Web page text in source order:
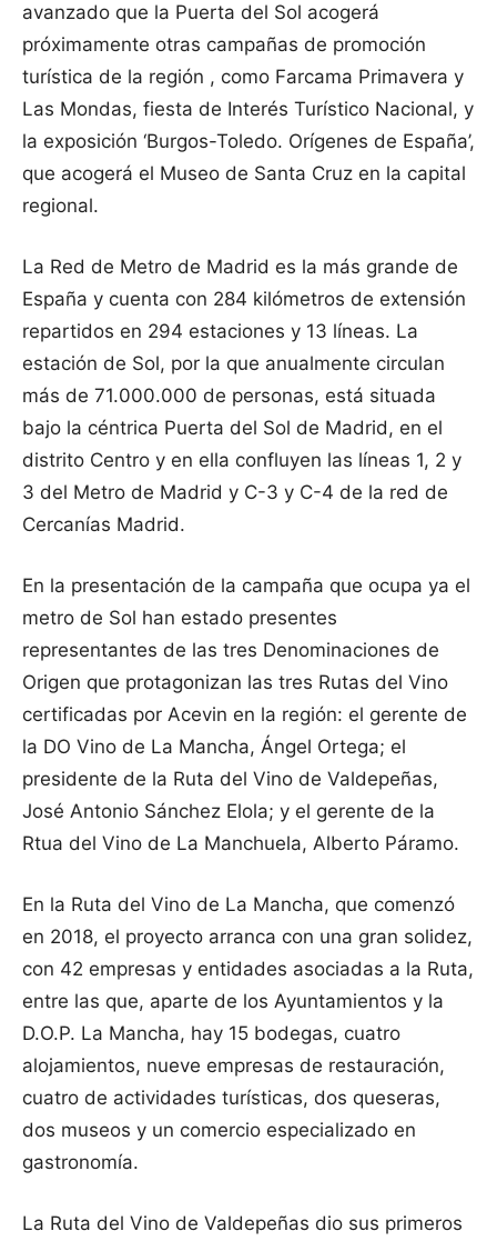
avanzado que la Puerta del Sol acogerá
próximamente otras campañas de promoción
turística de la región , como Farcama Primavera y
Las Mondas, fiesta de Interés Turístico Nacional, y
la exposición ‘Burgos-Toledo. Orígenes de España’,
que acogerá el Museo de Santa Cruz en la capital
regional.
La Red de Metro de Madrid es la más grande de
España y cuenta con 284 kilómetros de extensión
repartidos en 294 estaciones y 13 líneas. La
estación de Sol, por la que anualmente circulan
más de 71.000.000 de personas, está situada
bajo la céntrica Puerta del Sol de Madrid, en el
distrito Centro y en ella confluyen las líneas 1, 2 y
3 del Metro de Madrid y C-3 y C-4 de la red de
Cercanías Madrid.
En la presentación de la campaña que ocupa ya el
metro de Sol han estado presentes
representantes de las tres Denominaciones de
Origen que protagonizan las tres Rutas del Vino
certificadas por Acevin en la región: el gerente de
la DO Vino de La Mancha, Ángel Ortega; el
presidente de la Ruta del Vino de Valdepeñas,
José Antonio Sánchez Elola; y el gerente de la
Rtua del Vino de La Manchuela, Alberto Páramo.
En la Ruta del Vino de La Mancha, que comenzó
en 2018, el proyecto arranca con una gran solidez,
con 42 empresas y entidades asociadas a la Ruta,
entre las que, aparte de los Ayuntamientos y la
D.O.P. La Mancha, hay 15 bodegas, cuatro
alojamientos, nueve empresas de restauración,
cuatro de actividades turísticas, dos queseras,
dos museos y un comercio especializado en
gastronomía.
La Ruta del Vino de Valdepeñas dio sus primeros